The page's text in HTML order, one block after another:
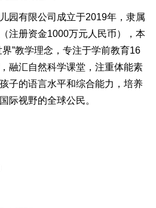
园有限公司成立于2019年，隶属
注册资金1000万元人民币），本
”教学理念，专注于学前教育16
融汇自然科学课堂，注重体能素
子的语言水平和综合能力，培养
际视野的全球公民。